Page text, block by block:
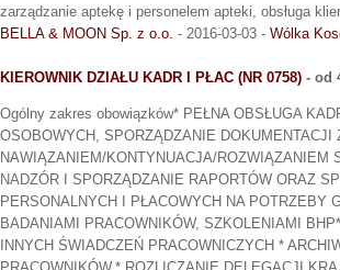
zarządzanie aptekę i personelem apteki, obsługa
BELLA & MOON Sp. z o.o. - 2016-03-03 - Wólka
KIEROWNIK DZIAŁU KADR I PŁAC (NR 0758) - od
Ogólny zakres obowiązków* PEŁNA OBSŁUGA
OSOBOWYCH, SPORZĄDZANIE DOKUMENTACJI
NAWIĄZANIEM/KONTYNUACJA/ROZWIĄZANIEM
NADZÓR I SPORZĄDZANIE RAPORTÓW ORAZ
PERSONALNYCH I PŁACOWYCH NA POTRZEBY
BADANIAMI PRACOWNIKÓW, SZKOLENIAMI
INNYCH ŚWIADCZEŃ PRACOWNICZYCH *